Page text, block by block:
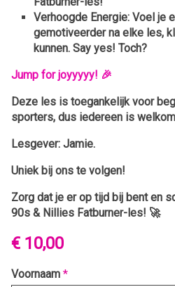
Verhoogde Energie: Voel je
gemotiveerder na elke les,
kunnen. Say yes! Toch?
Jump for joyyyyy! 🎉
Deze les is toegankelijk voor
sporters, dus iedereen is
Lesgever: Jamie.
Uniek bij ons te volgen!
Zorg dat je er op tijd bij bent en
90s & Nillies Fatburner-les! 🚀
€ 10,00
Voornaam *